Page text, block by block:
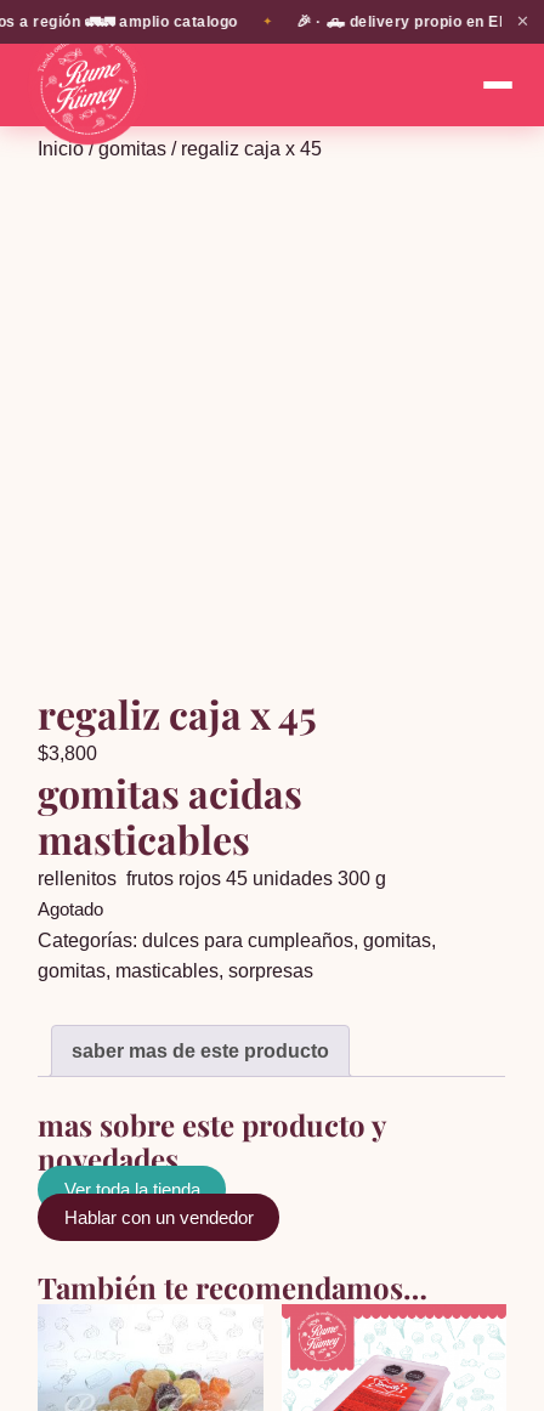
🚛🚛 amplio catalogo ✦ 🎉 · 🛻 delivery propio en EN TODA
✕
Inicio/gomitas / regaliz caja x 45
regaliz caja x 45
$3,800
gomitas acidas
masticables
rellenitos frutos rojos 45 unidades 300 g
Agotado
Categorías:dulces para cumpleaños,gomitas,
gomitas, masticables,sorpresas
saber mas de este producto
mas sobre este producto y
novedades
Ver toda la tienda
Hablar con un vendedor
También te recomendamos…